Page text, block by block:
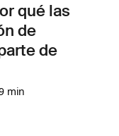
qué las
de
de
min